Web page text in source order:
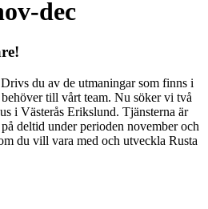
dec
du av de utmaningar som finns i
till vårt team. Nu söker vi två
i Västerås Erikslund. Tjänsterna är
deltid under perioden november och
du vill vara med och utveckla Rusta